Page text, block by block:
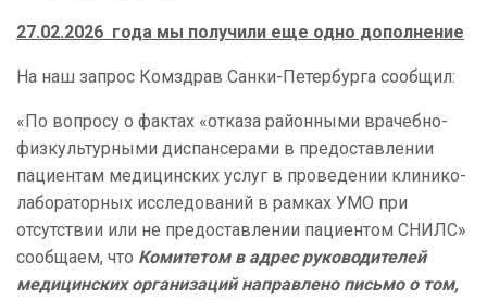
27.02.2026 года мы получили еще одно дополнение
На наш запрос Комздрав Санки-Петербурга сообщил:
«По вопросу о фактах «отказа районными врачебно-
физкультурными диспансерами в предоставлении
пациентам медицинских услуг в проведении клинико-
лабораторных исследований в рамках УМО при
отсутствии или не предоставлении пациентом СНИЛС»
сообщаем, что Комитетом в адрес руководителей
медицинских организаций направлено письмо о том,